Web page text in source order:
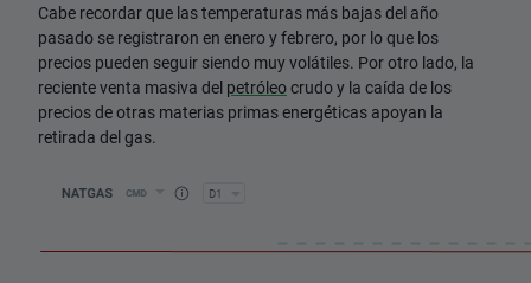
Cabe recordar que las temperaturas más bajas del año
pasado se registraron en enero y febrero, por lo que los
precios pueden seguir siendo muy volátiles. Por otro lado, la
reciente venta masiva del petróleocrudo y la caída de los
precios de otras materias primas energéticas apoyan la
retirada del gas.